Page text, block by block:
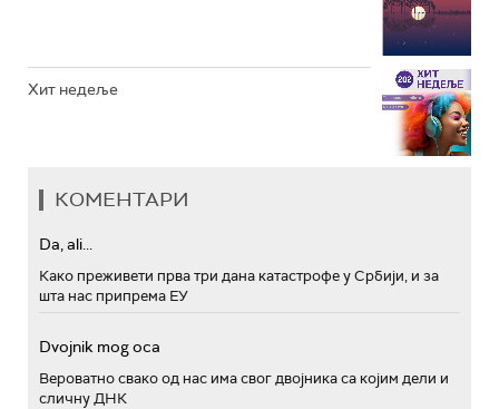
Хит недеље
КОМЕНТАРИ
Da, ali...
Како преживети прва три дана катастрофе у Србији, и за
шта нас припрема ЕУ
Dvojnik mog oca
Вероватно свако од нас има свог двојника са којим дели и
сличну ДНК